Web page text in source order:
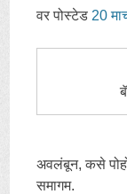
जावर पोस्टेड 20
अवलंबून, कसे
समागम.